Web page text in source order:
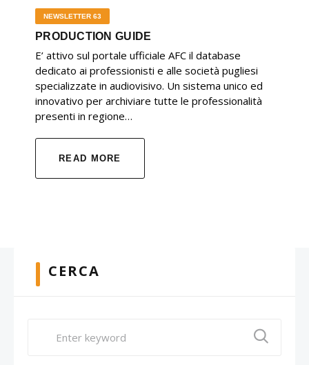
NEWSLETTER 63
PRODUCTION GUIDE
E’ attivo sul portale ufficiale AFC il database
dedicato ai professionisti e alle società pugliesi
specializzate in audiovisivo. Un sistema unico ed
innovativo per archiviare tutte le professionalità
presenti in regione…
READ MORE
CERCA